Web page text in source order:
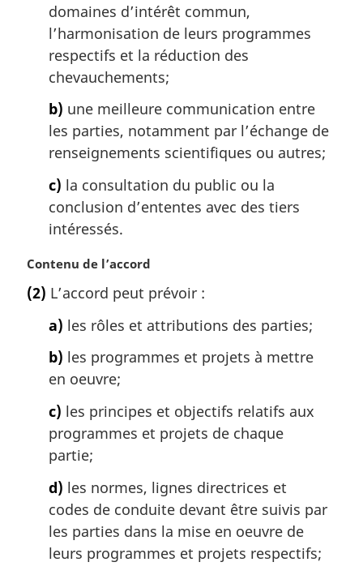
domaines d’intérêt commun,
l’harmonisation de leurs programmes
respectifs et la réduction des
chevauchements;
b) une meilleure communication entre
les parties, notamment par l’échange de
renseignements scientifiques ou autres;
c) la consultation du public ou la
conclusion d’ententes avec des tiers
intéressés.
N
t
Contenu de l’accord
(2) L’accord peut prévoir :
a) les rôles et attributions des parties;
b) les programmes et projets à mettre
en oeuvre;
c) les principes et objectifs relatifs aux
programmes et projets de chaque
partie;
d) les normes, lignes directrices et
codes de conduite devant être suivis par
les parties dans la mise en oeuvre de
leurs programmes et projets respectifs;